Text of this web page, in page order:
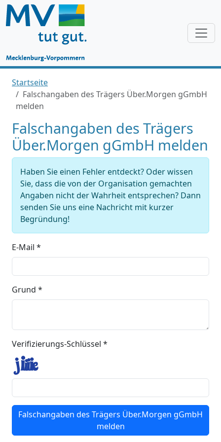
Startseite
Falschangaben des Trägers Über.Morgen gGmbH
melden
Falschangaben des Trägers
Über.Morgen gGmbH melden
Haben Sie einen Fehler entdeckt? Oder wissen
Sie, dass die von der Organisation gemachten
Angaben nicht der Wahrheit entsprechen? Dann
senden Sie uns eine Nachricht mit kurzer
Begründung!
E-Mail *
Grund *
Verifizierungs-Schlüssel *
Falschangaben des Trägers Über.Morgen gGmbH
melden